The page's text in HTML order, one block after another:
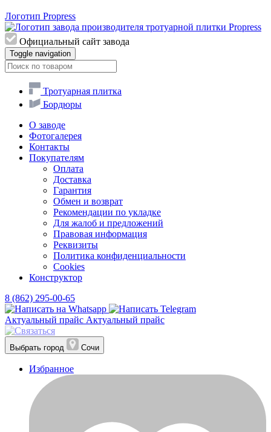
Логотип Propress
Официальный сайт завода
Toggle navigation
Тротуарная плитка
Бордюры
О заводе
Фотогалерея
Контакты
Покупателям
Оплата
Доставка
Гарантия
Обмен и возврат
Рекомендации по укладке
Для жалоб и предложений
Правовая информация
Реквизиты
Политика конфиденциальности
Cookies
Конструктор
8 (862) 295-00-65
Актуальный прайс Актуальный прайс
Выбрать город Сочи
Избранное